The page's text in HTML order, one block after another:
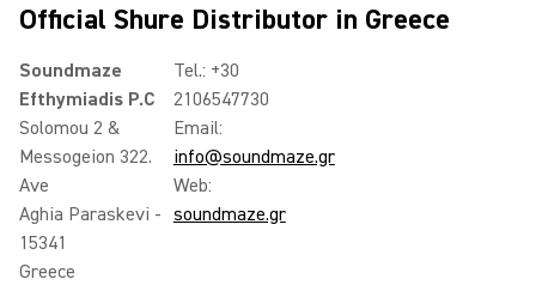
Official Shure Distributor in Greece
Soundmaze
Efthymiadis P.C
Solomou 2 &
Messogeion 322.
Ave
Aghia Paraskevi -
15341
Greece
Tel.: +30
2106547730
Email:
info@soundmaze.gr
Web:
soundmaze.gr